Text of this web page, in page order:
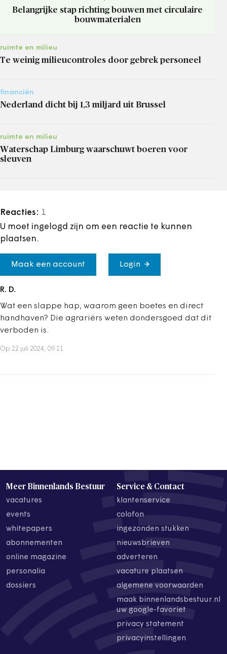
Belangrijke stap richting bouwen met circulaire
bouwmaterialen
ruimte en milieu
Te weinig milieucontroles door gebrek personeel
financiën
Nederland dicht bij 1,3 miljard uit Brussel
ruimte en milieu
Waterschap Limburg waarschuwt boeren voor
sleuven
Reacties: 1
U moet ingelogd zijn om een reactie te kunnen
plaatsen.
Maak een account Login
R. D.
Wat een slappe hap, waarom geen boetes en direct
handhaven? Die agrariërs weten dondersgoed dat dit
verboden is.
Op 22 juli 2024, 09:11
Meer Binnenlands Bestuur
vacatures
events
whitepapers
abonnementen
online magazine
personalia
dossiers
Service & Contact
klantenservice
colofon
ingezonden stukken
nieuwsbrieven
adverteren
vacature plaatsen
algemene voorwaarden
maak binnenlandsbestuur.nl
uw google-favoriet
privacy statement
privacyinstellingen